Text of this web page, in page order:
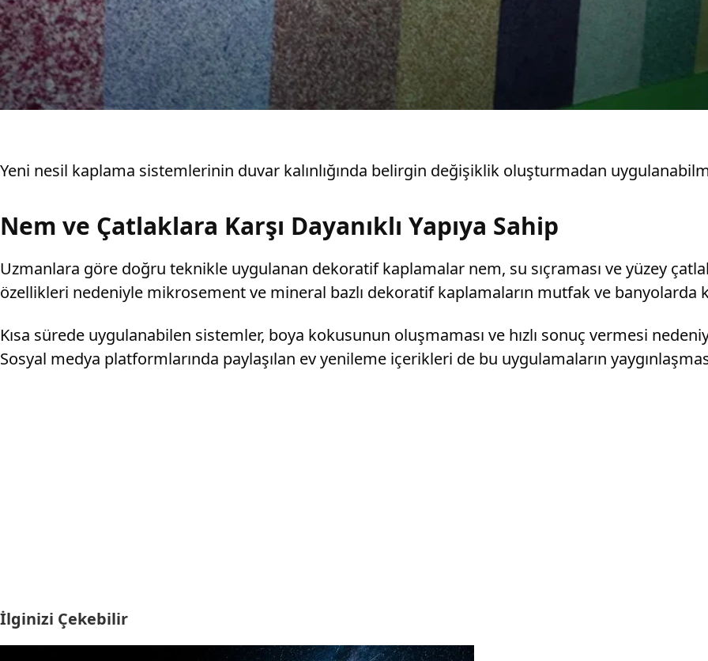
Yeni nesil kaplama sistemlerinin duvar kalınlığında belirgin değişiklik oluşturmadan
Nem ve Çatlaklara Karşı Dayanıklı Yapıya Sahip
Uzmanlara göre doğru teknikle uygulanan dekoratif kaplamalar nem, su sıçraması ve yüzey
özellikleri nedeniyle mikrosement ve mineral bazlı dekoratif kaplamaların mutfak ve banyolarda
Kısa sürede uygulanabilen sistemler, boya kokusunun oluşmaması ve hızlı sonuç vermesi
Sosyal medya platformlarında paylaşılan ev yenileme içerikleri de bu uygulamaların
İlginizi Çekebilir